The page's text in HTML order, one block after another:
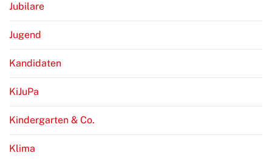
Jubilare
Jugend
Kandidaten
KiJuPa
Kindergarten & Co.
Klima